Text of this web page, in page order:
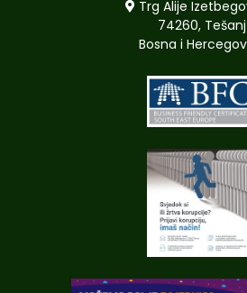
Trg Alije
74260, Tešanj
Bosna i